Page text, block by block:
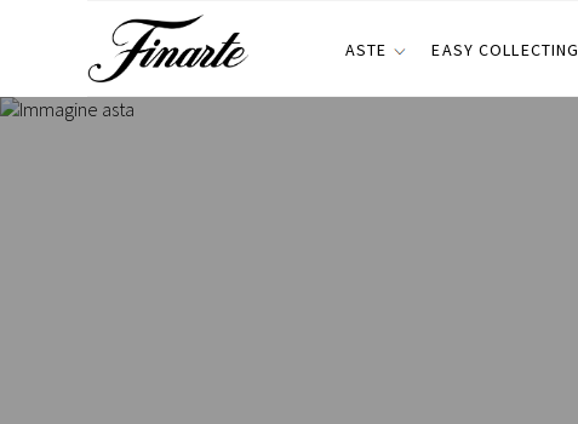
ASTE EASY COLLECTING